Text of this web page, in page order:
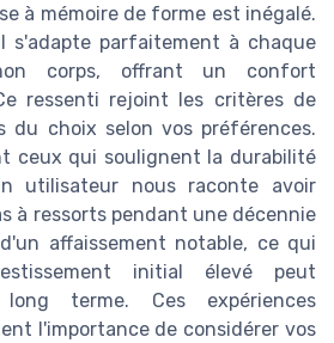
à mémoire de forme est inégalé.
s'adapte parfaitement à chaque
corps, offrant un confort
ressenti rejoint les critères de
du choix selon vos préférences.
ceux qui soulignent la durabilité
utilisateur nous raconte avoir
à ressorts pendant une décennie
affaissement notable, ce qui
initial élevé peut
terme. Ces expériences
l'importance de considérer vos